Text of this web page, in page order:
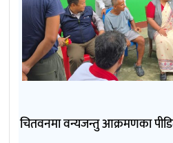
चितवनमा वन्यजन्तु आक्रमणका